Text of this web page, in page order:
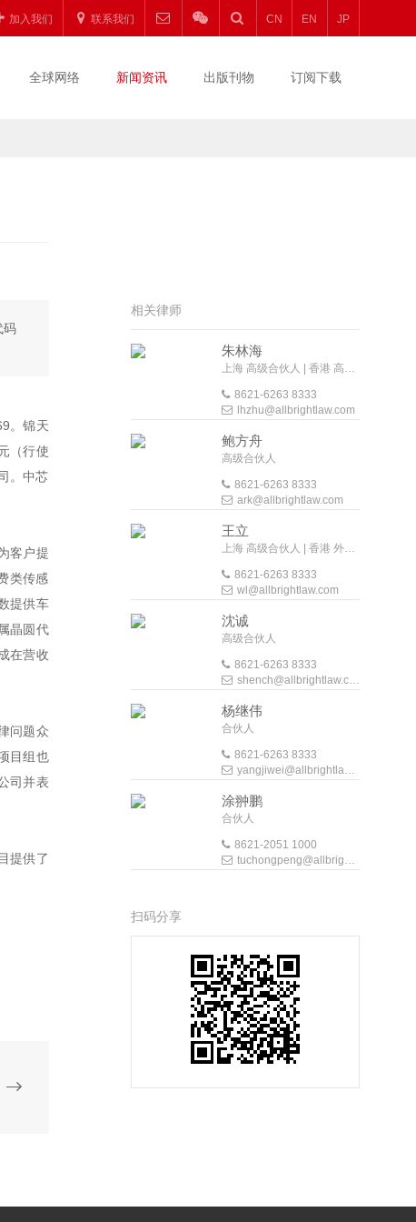
加入我们 联系我们 CN EN JP
全球网络 新闻资讯 出版刊物 订阅下载
码
。锦天
（行使
。中芯
客户提
类传感
提供车
晶圆代
在营收
问题众
目组也
司并表
提供了
相关律师
朱林海
上海 高级合伙人 | 香港 高级外地法律顾问
8621-6263 8333
lhzhu@allbrightlaw.com
鲍方舟
高级合伙人
8621-6263 8333
ark@allbrightlaw.com
王立
上海 高级合伙人 | 香港 外地法律顾问
8621-6263 8333
wl@allbrightlaw.com
沈诚
高级合伙人
8621-6263 8333
shench@allbrightlaw.com
杨继伟
合伙人
8621-6263 8333
yangjiwei@allbrightlaw.com
涂翀鹏
合伙人
8621-2051 1000
tuchongpeng@allbrightlaw.com
扫码分享